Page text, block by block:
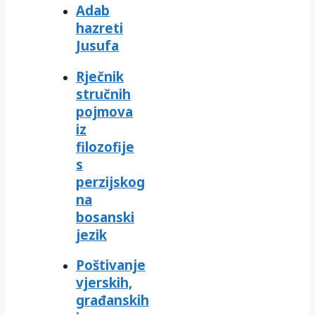
Adab
hazreti
Jusufa
Rječnik
stručnih
pojmova
iz
filozofije
s
perzijskog
na
bosanski
jezik
Poštivanje
vjerskih,
građanskih